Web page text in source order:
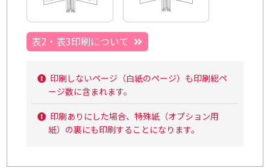
表2・表3印刷について
印刷しないページ（白紙のページ）も印刷総ペ
ージ数に含まれます。
印刷ありにした場合、特殊紙（オプション用
紙）の裏にも印刷することになります。